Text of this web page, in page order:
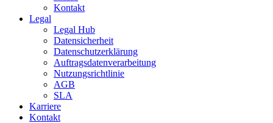
Kontakt
Legal
Legal Hub
Datensicherheit
Datenschutzerklärung
Auftragsdatenverarbeitung
Nutzungsrichtlinie
AGB
SLA
Karriere
Kontakt